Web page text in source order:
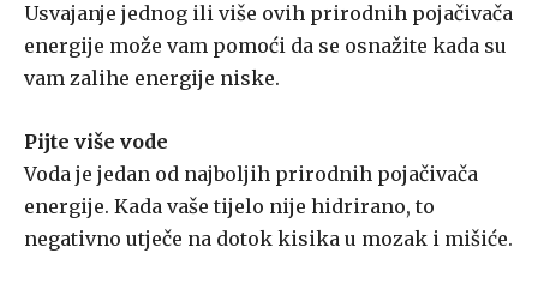
Usvajanje jednog ili više ovih prirodnih pojačivača
energije može vam pomoći da se osnažite kada su
vam zalihe energije niske.
Pijte više vode
Voda je jedan od najboljih prirodnih pojačivača
energije. Kada vaše tijelo nije hidrirano, to
negativno utječe na dotok kisika u mozak i mišiće.